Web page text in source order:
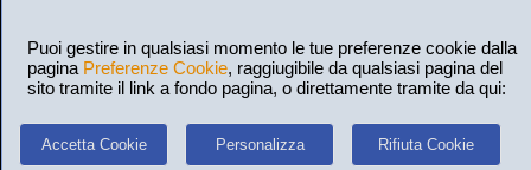
Puoi gestire in qualsiasi momento le tue preferenze cookie dalla
pagina Preferenze Cookie, raggiugibile da qualsiasi pagina del
sito tramite il link a fondo pagina, o direttamente tramite da qui:
Accetta Cookie Personalizza Rifiuta Cookie